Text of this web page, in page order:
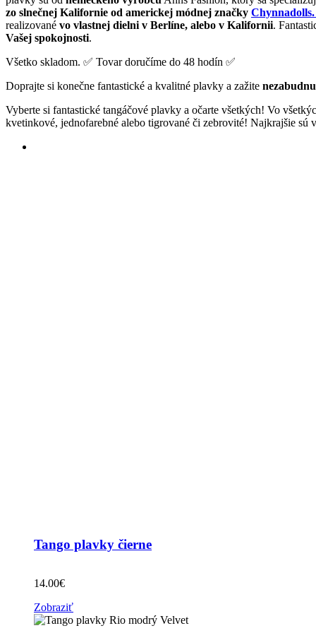
zo slnečnej Kalifornie od americkej módnej značky
realizované vo vlastnej dielni v Berlíne, alebo v Kalifornii.
Vašej spokojnosti.
Všetko skladom. ✅ Tovar doručíme do 48 hodín ✅
Doprajte si konečne fantastické a kvalitné plavky a zažite
Vyberte si fantastické tangáčové plavky a očarte všetkých! Vo
kvetinkové, jednofarebné alebo tigrované či zebrovité! Najkrajšie sú
Tango plavky čierne
14.00€
Zobraziť